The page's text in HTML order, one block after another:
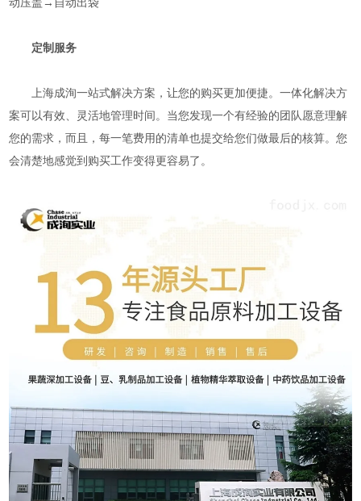
定制服务
上海成洵一站式解决方案，让您的购买更加便捷。一体化解决方
案可以有效、灵活地管理时间。当您发现一个有经验的团队愿意理解
您的需求，而且，每一笔费用的清单也提交给您们做最后的核算。您
会清楚地感觉到购买工作变得更容易了。